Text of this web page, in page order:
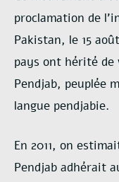
proclamation de
Pakistan, le 15
pays ont hérité de
Pendjab, peuplée
langue pendjabie.
En 2011, on
Pendjab adhérait